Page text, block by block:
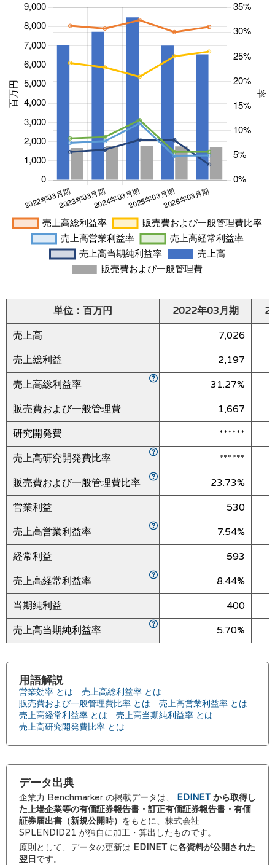
単位：百万円 2022年03月期
売上高
7,026
売上総利益
2,197
売上高総利益率
31.27%
販売費および一般管理費
1,667
研究開発費
******
売上高研究開発費比率
******
販売費および一般管理費比率
23.73%
営業利益
530
売上高営業利益率
7.54%
経常利益
593
売上高経常利益率
8.44%
当期純利益
400
売上高当期純利益率
5.70%
用語解説
営業効率 とは
売上高総利益率 とは
販売費および一般管理費比率 とは
売上高営業利益率 とは
売上高経常利益率 とは
売上高当期純利益率 とは
売上高研究開発費比率 とは
データ出典
企業力 Benchmarker の掲載データは、 EDINETから取得し
た上場企業等の有価証券報告書・訂正有価証券報告書・有価
証券届出書（新規公開時） をもとに、株式会社
SPLENDID21 が独自に加工・算出したものです。
原則として、データの更新は EDINET に各資料が公開された
翌日 です。